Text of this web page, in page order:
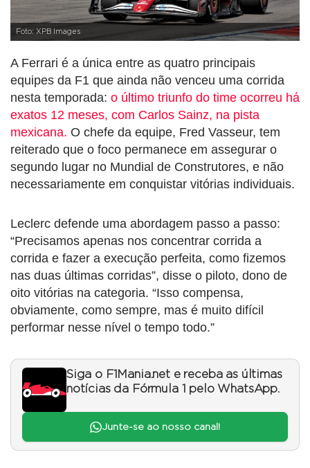
Foto: XPB Images
A Ferrari é a única entre as quatro principais
equipes da F1 que ainda não venceu uma corrida
nesta temporada: o último triunfo do time ocorreu há
exatos 12 meses, com Carlos Sainz, na pista
mexicana. O chefe da equipe, Fred Vasseur, tem
reiterado que o foco permanece em assegurar o
segundo lugar no Mundial de Construtores, e não
necessariamente em conquistar vitórias individuais.
Leclerc defende uma abordagem passo a passo:
“Precisamos apenas nos concentrar corrida a
corrida e fazer a execução perfeita, como fizemos
nas duas últimas corridas”, disse o piloto, dono de
oito vitórias na categoria. “Isso compensa,
obviamente, como sempre, mas é muito difícil
performar nesse nível o tempo todo.”
Siga o F1Mania.net e receba as últimas
notícias da Fórmula 1 pelo WhatsApp.
Junte-se ao nosso canal!